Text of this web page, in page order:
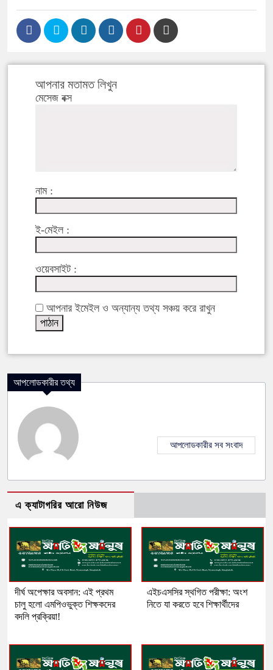
আপনার মতামত লিখুন
মেসেজ বক্স
নাম :
ই-মেইল :
ওয়েবসাইট :
আপনার ইমেইল ও অন্যান্য তথ্য সঞ্চয় করে রাখুন
আপলোডকারীর তথ্য
আপলোডকারীর সব সংবাদ
এ ক্যাটাগরির আরো নিউজ
দীর্ঘ অপেক্ষার অবসান: এই প্রথম
চালু হলো এমপিওভুক্ত শিক্ষকদের
বদলি প্রক্রিয়া!
এইচএসসির স্থগিত পরীক্ষা: অংশ
নিতে যা করতে হবে শিক্ষার্থীদের